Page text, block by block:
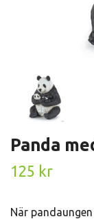
Panda
125 kr
När